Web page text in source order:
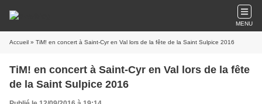
MENU
Accueil » TiM! en concert à Saint-Cyr en Val lors de la fête de la Saint Sulpice 2016
TiM! en concert à Saint-Cyr en Val lors de la fête
de la Saint Sulpice 2016